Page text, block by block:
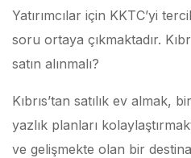
Yatırımcılar için KKTC’yi
soru ortaya çıkmaktadır.
satın alınmalı?
Kıbrıs’tan satılık ev almak,
yazlık planları
ve gelişmekte olan bir